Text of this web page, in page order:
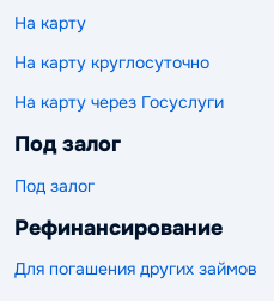
На карту
На карту круглосуточно
На карту через Госуслуги
Под залог
Под залог
Рефинансирование
Для погашения других займов